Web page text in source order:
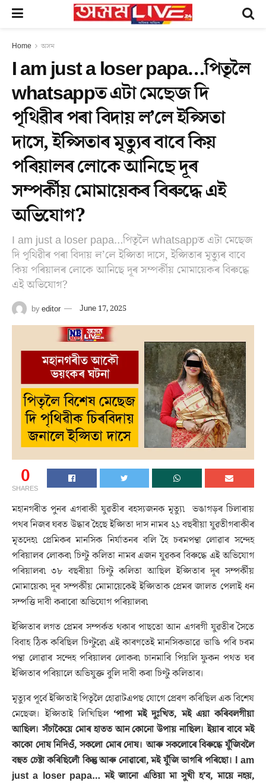
Home অসম
I am just a loser papa…পিতৃলৈ
whatsappত এটা মেছেজ দি
পৃথিৱীৰ পৰা বিদায় ল’লে ইপ্সিতা
দাসে, ইপ্সিতাৰ মৃত্যুৰ বাবে কিয়
পৰিয়ালৰ লোকে আনিছে দূৰ
সম্পৰ্কীয় মোমায়েকৰ বিৰুদ্ধে এই
অভিযোগ?
I am just a loser papa…পিতৃলৈ whatsappত এটা মেছেজ
দি পৃথিৱীৰ পৰা বিদায় ল’লে ইপ্সিতা দাসে, ইপ্সিতাৰ মৃত্যুৰ বাবে
কিয় পৰিয়ালৰ লোকে আনিছে দূৰ সম্পৰ্কীয় মোমায়েকৰ বিৰুদ্ধে
এই অভিযোগ?
byeditor June 17, 2025
0
SHARES
মহানগৰীত পুনৰ এগৰাকী যুৱতীৰ ৰহস্যজনক মৃত্যু৷ ভঙাগড়ৰ চিলাৰায়
পথৰ নিজৰ ঘৰত উদ্ধাৰ হৈছে ইপ্সিতা দাস নামৰ ২১ বছৰীয়া যুৱতীগৰাকীৰ
মৃতদেহ৷ প্ৰেমিকৰ মানসিক নিৰ্যাতনৰ বলি হৈ চৰমপন্থা লোৱাৰ সন্দেহ
পৰিয়ালৰ লোকৰ৷ চিণ্টু কলিতা নামৰ এজন যুৱকৰ বিৰুদ্ধে এই অভিযোগ
পৰিয়ালৰ৷ ৩৮ বছৰীয়া চিণ্টু কলিতা আছিল ইপ্সিতাৰ দূৰ সম্পৰ্কীয়
মোমায়েক৷ দূৰ সম্পৰ্কীয় মোমায়েকেই ইপ্সিতাক প্ৰেমৰ জালত পেলাই ধন
সম্পত্তি দাবী কৰাৰো অভিযোগ পৰিয়ালৰ৷
ইপ্সিতাৰ লগত প্ৰেমৰ সম্পৰ্কত থকাৰ পাছতো আন এগৰগী যুৱতীৰ সৈতে
বিবাহ ঠিক কৰিছিল চিণ্টুৱে৷ এই কাৰণতেই মানসিকভাৱে ভাঙি পৰি চৰম
পন্থা লোৱাৰ সন্দেহ পৰিয়ালৰ লোকৰ৷ চানমাৰি পিয়লি ফুকন পথত ঘৰ
ইপ্সিতাৰ পৰিয়ালে অভিযুক্ত বুলি দাবী কৰা চিণ্টু কলিতাৰ।
মৃত্যুৰ পূৰ্বে ইপ্সিতাই পিতৃলৈ হোৱাটএপছ যোগে প্ৰেৰণ কৰিছিল এক বিশেষ
মেছেজ। ইপ্সিতাই লিখিছিল ‘পাপা মই দুঃখিত, মই এয়া কৰিবলগীয়া
আছিল। সঁচাকৈয়ে মোৰ হাতত আন কোনো উপায় নাছিল। ইয়াৰ বাবে মই
কাকো দোষ নিদিওঁ, সকলো মোৰ দোষ। আৰু সকলোৰে বিৰুদ্ধে যুঁজিবলৈ
বহুত চেষ্টা কৰিছিলোঁ কিন্তু আৰু নোৱাৰো, মই যুঁজি ভাগৰি পৰিছো। I am
just a loser papa… মই জানো এতিয়া মা সুখী হ’ব, মায়ে নহয়,